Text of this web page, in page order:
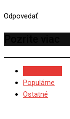
Odpovedať
Populárne
Ostatné